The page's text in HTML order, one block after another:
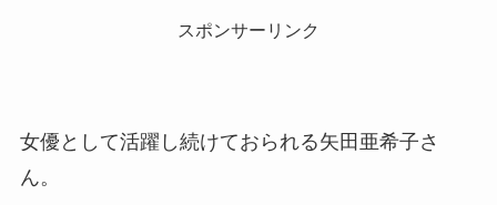
スポンサーリンク
女優として活躍し続けておられる矢田亜希子さ
ん。